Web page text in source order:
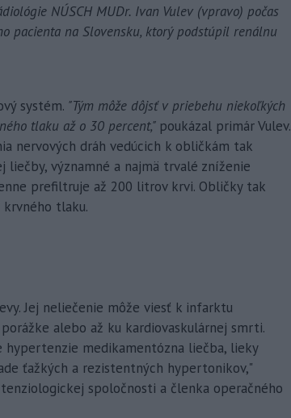
NÚSCH MUDr. Ivan Vulev (vpravo) počas
pacienta na Slovensku, ktorý podstúpil renálnu
systém. "Tým môže dôjsť v priebehu niekoľkých
tlaku až o 30 percent," poukázal primár Vulev.
nervových dráh vedúcich k obličkám tak
liečby, významné a najmä trvalé zníženie
prefiltruje až 200 litrov krvi. Obličky tak
krvného tlaku.
Jej neliečenie môže viesť k infarktu
alebo až ku kardiovaskulárnej smrti.
hypertenzie medikamentózna liečba, lieky
ťažkých a rezistentných hypertonikov,"
spoločnosti a členka operačného